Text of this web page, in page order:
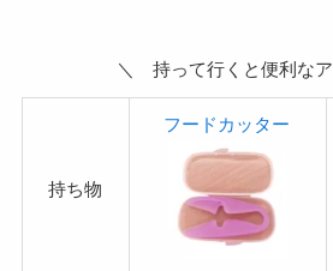
＼ 持って行くと便利な
持ち物
フードカッター